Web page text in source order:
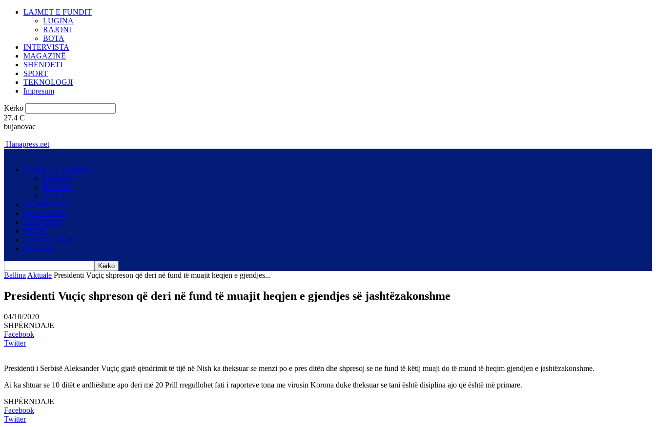
LAJMET E FUNDIT
LUGINA
RAJONI
BOTA
INTERVISTA
MAGAZINË
SHËNDETI
SPORT
TEKNOLOGJI
Impresum
Kërko
27.4 C
bujanovac
Hanapress.net
LAJMET E FUNDIT
LUGINA
RAJONI
BOTA
INTERVISTA
MAGAZINË
SHËNDETI
SPORT
TEKNOLOGJI
Impresum
Ballina Aktuale Presidenti Vuçiç shpreson që deri në fund të muajit heqjen e gjendjes...
Presidenti Vuçiç shpreson që deri në fund të muajit heqjen e gjendjes së jashtëzakonshme
04/10/2020
SHPËRNDAJE
Facebook
Twitter
Presidenti i Serbisë Aleksander Vuçiç gjatë qëndrimit të tijë në Nish ka theksuar se menzi po e pres ditën dhe shpresoj se ne fund të këtij muaji do të mund të heqim gjendjen e jashtëzakonshme.
Ai ka shtuar se 10 ditët e ardhëshme apo deri më 20 Prill rregullohet fati i raporteve tona me virusin Korona duke theksuar se tani është disiplina ajo që është më primare.
SHPËRNDAJE
Facebook
Twitter